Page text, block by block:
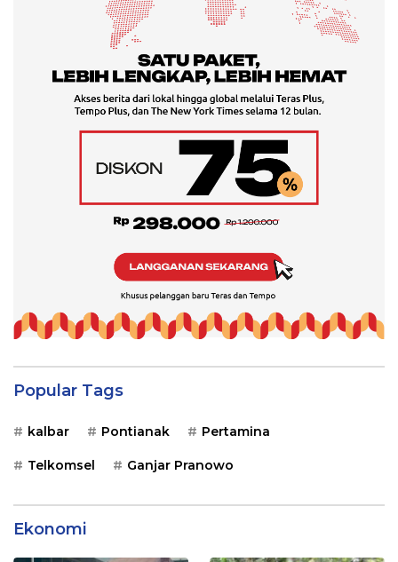
Popular Tags
kalbar Pontianak Pertamina
Telkomsel Ganjar Pranowo
Ekonomi